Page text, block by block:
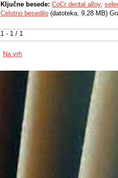
1 - 1 / 1
Ključne besede: CoCr dental alloy,
Celotno besedilo (datoteka, 9,28 MB)
Na vrh